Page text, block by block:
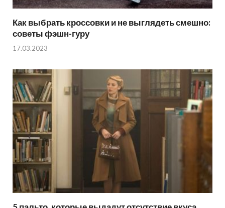
Как выбрать кроссовки и не выглядеть смешно:
советы фэшн-гуру
17.03.2023